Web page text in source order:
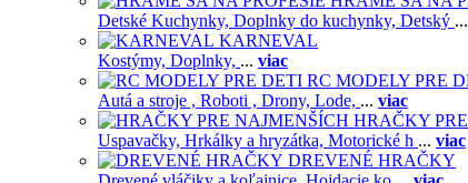
Detské Kuchynky, Doplnky do kuchynky, Detský ...
KARNEVAL
Kostýmy, Doplnky, ... viac
RC MODELY PRE
Autá a stroje , Roboti , Drony, Lode, ... viac
HRAČKY
Uspavačky, Hrkálky a hryzátka, Motorické h ... viac
DREVENÉ HRAČKY